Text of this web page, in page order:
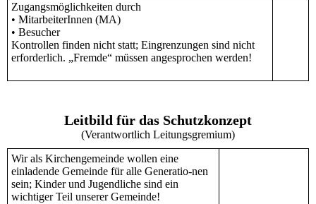
Zugangsmöglichkeiten durch
• MitarbeiterInnen (MA)
• Besucher
Kontrollen finden nicht statt; Eingrenzungen sind nicht
erforderlich. „Fremde“ müssen angesprochen werden!
Leitbild für das Schutzkonzept
(Verantwortlich Leitungsgremium)
Wir als Kirchengemeinde wollen eine
einladende Gemeinde für alle Generatio-nen
sein; Kinder und Jugendliche sind ein
wichtiger Teil unserer Gemeinde!